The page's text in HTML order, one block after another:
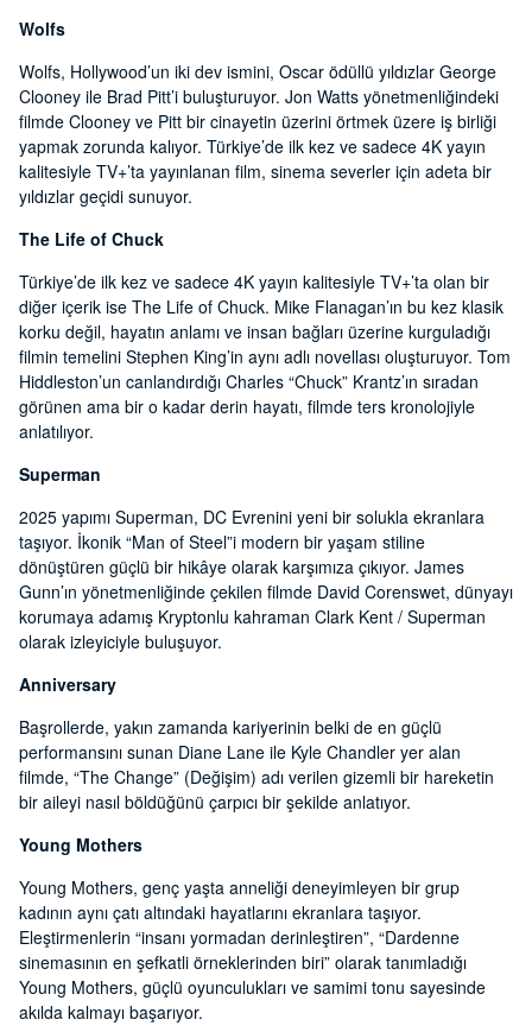
Wolfs
Wolfs, Hollywood’un iki dev ismini, Oscar ödüllü yıldızlar George
Clooney ile Brad Pitt’i buluşturuyor. Jon Watts yönetmenliğindeki
filmde Clooney ve Pitt bir cinayetin üzerini örtmek üzere iş birliği
yapmak zorunda kalıyor. Türkiye’de ilk kez ve sadece 4K yayın
kalitesiyle TV+’ta yayınlanan film, sinema severler için adeta bir
yıldızlar geçidi sunuyor.
The Life of Chuck
Türkiye’de ilk kez ve sadece 4K yayın kalitesiyle TV+’ta olan bir
diğer içerik ise The Life of Chuck. Mike Flanagan’ın bu kez klasik
korku değil, hayatın anlamı ve insan bağları üzerine kurguladığı
filmin temelini Stephen King’in aynı adlı novellası oluşturuyor. Tom
Hiddleston’un canlandırdığı Charles “Chuck” Krantz’ın sıradan
görünen ama bir o kadar derin hayatı, filmde ters kronolojiyle
anlatılıyor.
Superman
2025 yapımı Superman, DC Evrenini yeni bir solukla ekranlara
taşıyor. İkonik “Man of Steel”i modern bir yaşam stiline
dönüştüren güçlü bir hikâye olarak karşımıza çıkıyor. James
Gunn’ın yönetmenliğinde çekilen filmde David Corenswet, dünyayı
korumaya adamış Kryptonlu kahraman Clark Kent / Superman
olarak izleyiciyle buluşuyor.
Anniversary
Başrollerde, yakın zamanda kariyerinin belki de en güçlü
performansını sunan Diane Lane ile Kyle Chandler yer alan
filmde, “The Change” (Değişim) adı verilen gizemli bir hareketin
bir aileyi nasıl böldüğünü çarpıcı bir şekilde anlatıyor.
Young Mothers
Young Mothers, genç yaşta anneliği deneyimleyen bir grup
kadının aynı çatı altındaki hayatlarını ekranlara taşıyor.
Eleştirmenlerin “insanı yormadan derinleştiren”, “Dardenne
sinemasının en şefkatli örneklerinden biri” olarak tanımladığı
Young Mothers, güçlü oyunculukları ve samimi tonu sayesinde
akılda kalmayı başarıyor.